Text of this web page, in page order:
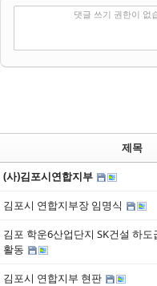
댓글 쓰기 권한이 없
제목
(사)김포시연합지부
김포시 연합지부장 임명식
김포 학운6산업단지 SK건설 하
활동
김포시 연합지부 현판